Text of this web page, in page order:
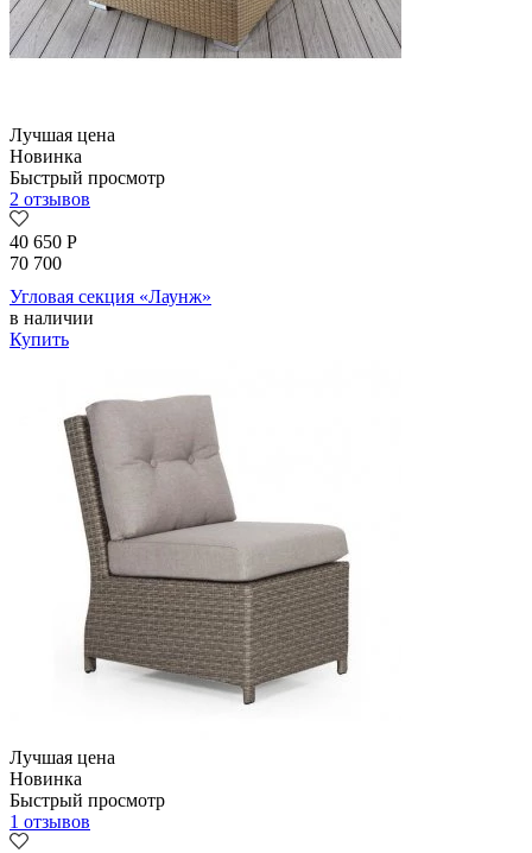
Лучшая цена
Новинка
Быстрый просмотр
2 отзывов
40 650 Р
70 700
Угловая секция «Лаунж»
в наличии
Купить
Лучшая цена
Новинка
Быстрый просмотр
1 отзывов